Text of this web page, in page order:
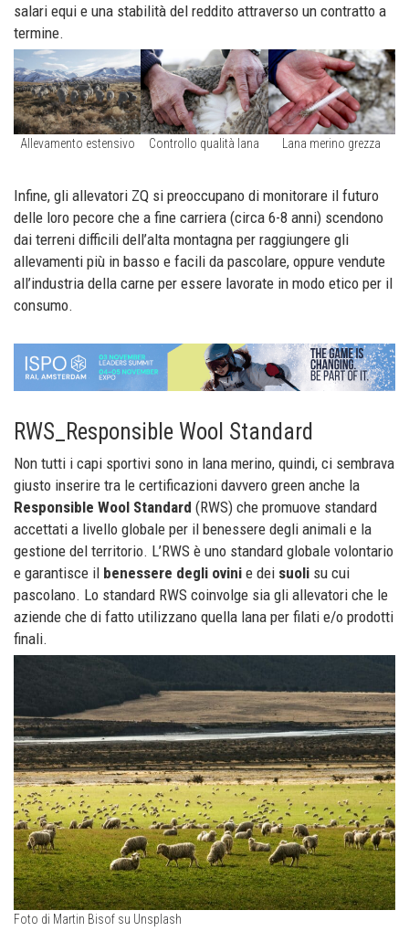
salari equi e una stabilità del reddito attraverso un contratto a
termine.
Allevamento estensivo Controllo qualità lana Lana merino grezza
Infine, gli allevatori ZQ si preoccupano di monitorare il futuro
delle loro pecore che a fine carriera (circa 6-8 anni) scendono
dai terreni difficili dell’alta montagna per raggiungere gli
allevamenti più in basso e facili da pascolare, oppure vendute
all’industria della carne per essere lavorate in modo etico per il
consumo.
RWS_Responsible Wool Standard
Non tutti i capi sportivi sono in lana merino, quindi, ci sembrava
giusto inserire tra le certificazioni davvero green anche la
Responsible Wool Standard (RWS) che promuove standard
accettati a livello globale per il benessere degli animali e la
gestione del territorio. L’RWS è uno standard globale volontario
e garantisce il benessere degli ovini e dei suoli su cui
pascolano. Lo standard RWS coinvolge sia gli allevatori che le
aziende che di fatto utilizzano quella lana per filati e/o prodotti
finali.
Foto di Martin Bisof su Unsplash